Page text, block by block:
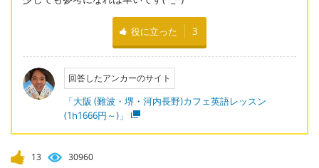
役に立った 3
回答したアンカーのサイト
「大阪 (難波・堺・河内長野)カフェ英語レッスン
(1h1666円～)」
13 30960